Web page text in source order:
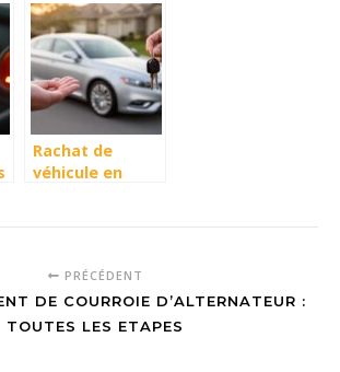
différence dans
le choix de
votre service
automobile
Rachat de
véhicule en
réparation
PRÉCÉDENT
DE COURROIE D’ALTERNATEUR :
TOUTES LES ETAPES